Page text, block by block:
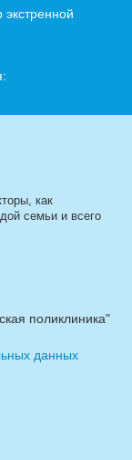
как
семьи и всего
поликлиника"
данных